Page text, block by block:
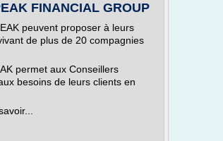
FINANCIAL GROUP
peuvent proposer à leurs
de plus de 20 compagnies
permet aux Conseillers
besoins de leurs clients en